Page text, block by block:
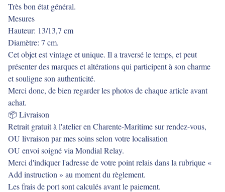
Très bon état général.
Mesures
Hauteur: 13/13,7 cm
Diamètre: 7 cm.
Cet objet est vintage et unique. Il a traversé le temps, et peut
présenter des marques et altérations qui participent à son charme
et souligne son authenticité.
Merci donc, de bien regarder les photos de chaque article avant
achat.
📦 Livraison
Retrait gratuit à l'atelier en Charente-Maritime sur rendez-vous,
OU livraison par mes soins selon votre localisation
OU envoi soigné via Mondial Relay.
Merci d'indiquer l'adresse de votre point relais dans la rubrique «
Add instruction » au moment du règlement.
Les frais de port sont calculés avant le paiement.